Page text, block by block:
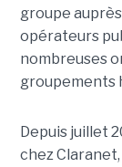
groupe
opérateurs
nombreuses
groupements
Depuis juillet
chez